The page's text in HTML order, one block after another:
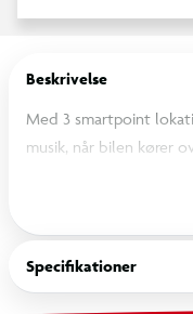
Beskrivelse
Med 3 smartpoint
musik, når bilen kører
Specifikationer